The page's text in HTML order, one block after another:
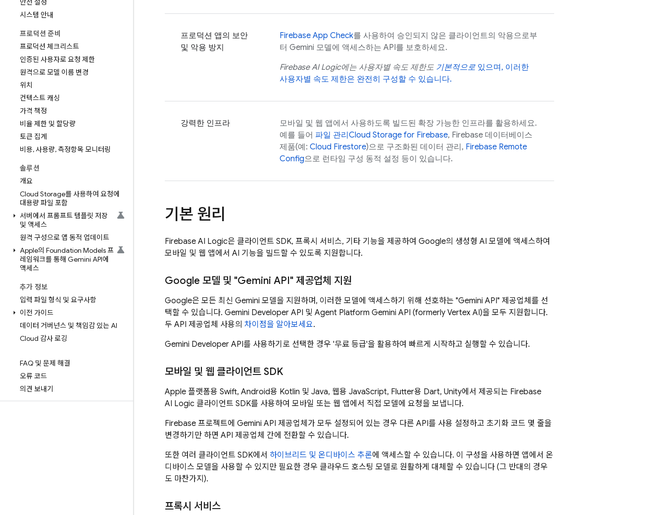
안전 설정
시스템 안내
프로덕션 준비
프로덕션 체크리스트
인증된 사용자로 요청 제한
원격으로 모델 이름 변경
위치
컨텍스트 캐싱
가격 책정
비율 제한 및 할당량
토큰 집계
비용,사용량,측정항목 모니터링
솔루션
개요
Cloud Storage를 사용하여 요청에
대용량 파일 포함
서버에서 프롬프트 템플릿 저장
및 액세스
원격 구성으로 앱 동적 업데이트
Apple의 Foundation Models 프
레임워크를 통해 Gemini API에
액세스
추가 정보
입력 파일 형식 및 요구사항
이전 가이드
데이터 거버넌스 및 책임감 있는 AI
Cloud 감사 로깅
FAQ 및 문제 해결
오류 코드
의견 보내기
프로덕션 앱의 보안
및 악용 방지
Firebase App Check를 사용하여 승인되지 않은 클라이언트의 악용으로부
터 Gemini 모델에 액세스하는 API를 보호하세요.
Firebase AI Logic에는 사용자별 속도 제한도 기본적으로 있으며, 이러한
사용자별 속도 제한은 완전히 구성할 수 있습니다.
강력한 인프라
모바일 및 웹 앱에서 사용하도록 빌드된 확장 가능한 인프라를 활용하세요.
예를 들어 파일 관리 Cloud Storage for Firebase, Firebase 데이터베이스
제품(예: Cloud Firestore)으로 구조화된 데이터 관리, Firebase Remote
Config으로 런타임 구성 동적 설정 등이 있습니다.
기본 원리
Firebase AI Logic은 클라이언트 SDK, 프록시 서비스, 기타 기능을 제공하여 Google의 생성형 AI 모델에 액세스하여
모바일 및 웹 앱에서 AI 기능을 빌드할 수 있도록 지원합니다.
Google 모델 및 "Gemini API" 제공업체 지원
Google은 모든 최신 Gemini 모델을 지원하며, 이러한 모델에 액세스하기 위해 선호하는 "Gemini API" 제공업체를 선
택할 수 있습니다. Gemini Developer API 및 Agent Platform Gemini API (formerly Vertex AI)을 모두 지원합니다.
두 API 제공업체 사용의 차이점을 알아보세요.
Gemini Developer API를 사용하기로 선택한 경우 '무료 등급'을 활용하여 빠르게 시작하고 실행할 수 있습니다.
모바일 및 웹 클라이언트 SDK
Apple 플랫폼용 Swift, Android용 Kotlin 및 Java, 웹용 JavaScript, Flutter용 Dart, Unity에서 제공되는 Firebase
AI Logic 클라이언트 SDK를 사용하여 모바일 또는 웹 앱에서 직접 모델에 요청을 보냅니다.
Firebase 프로젝트에 Gemini API 제공업체가 모두 설정되어 있는 경우 다른 API를 사용 설정하고 초기화 코드 몇 줄을
변경하기만 하면 API 제공업체 간에 전환할 수 있습니다.
또한 여러 클라이언트 SDK에서 하이브리드 및 온디바이스 추론에 액세스할 수 있습니다. 이 구성을 사용하면 앱에서 온
디바이스 모델을 사용할 수 있지만 필요한 경우 클라우드 호스팅 모델로 원활하게 대체할 수 있습니다 (그 반대의 경우
도 마찬가지).
프록시 서비스